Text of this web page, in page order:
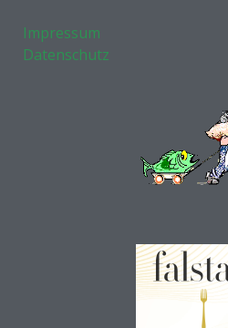
Impressum
Datenschutz